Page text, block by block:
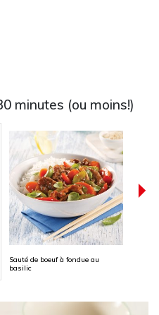
minutes (ou moins!)
Sauté de boeuf à fondue au
basilic